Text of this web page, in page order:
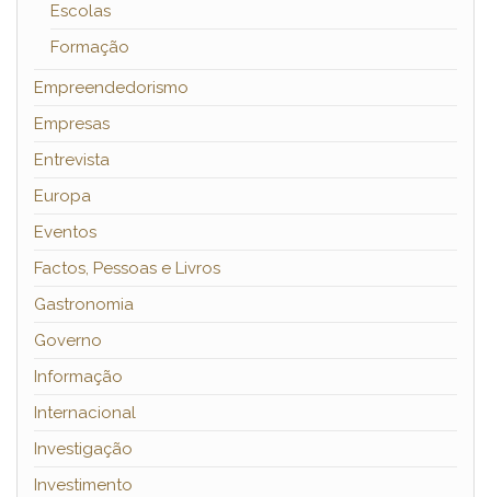
Escolas
Formação
Empreendedorismo
Empresas
Entrevista
Europa
Eventos
Factos, Pessoas e Livros
Gastronomia
Governo
Informação
Internacional
Investigação
Investimento